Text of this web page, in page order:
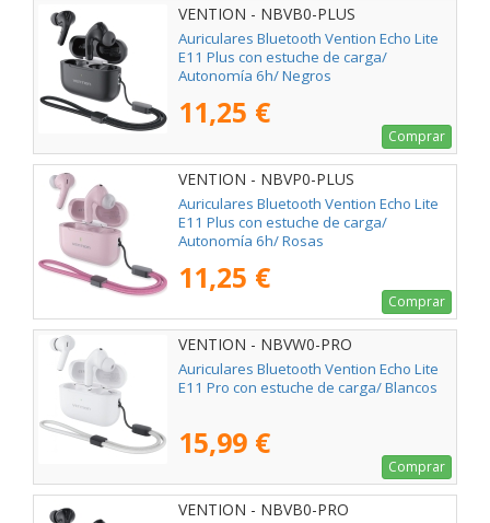
VENTION - NBVB0-PLUS
Auriculares Bluetooth Vention Echo Lite
E11 Plus con estuche de carga/
Autonomía 6h/ Negros
11,25 €
Comprar
VENTION - NBVP0-PLUS
Auriculares Bluetooth Vention Echo Lite
E11 Plus con estuche de carga/
Autonomía 6h/ Rosas
11,25 €
Comprar
VENTION - NBVW0-PRO
Auriculares Bluetooth Vention Echo Lite
E11 Pro con estuche de carga/ Blancos
15,99 €
Comprar
VENTION - NBVB0-PRO